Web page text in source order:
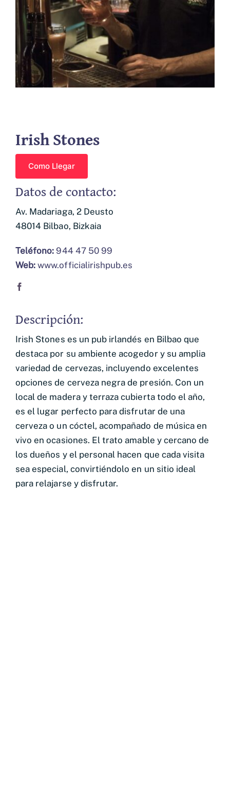
Empresas asociadas
Contacto
Irish Stones
Como Llegar
Datos de contacto:
Av. Madariaga, 2 Deusto
48014 Bilbao, Bizkaia
Teléfono: 944 47 50 99
Web: www.officialirishpub.es
Descripción:
Irish Stones es un pub irlandés en Bilbao que
destaca por su ambiente acogedor y su amplia
variedad de cervezas, incluyendo excelentes
opciones de cerveza negra de presión. Con un
local de madera y terraza cubierta todo el año,
es el lugar perfecto para disfrutar de una
cerveza o un cóctel, acompañado de música en
vivo en ocasiones. El trato amable y cercano de
los dueños y el personal hacen que cada visita
sea especial, convirtiéndolo en un sitio ideal
para relajarse y disfrutar.